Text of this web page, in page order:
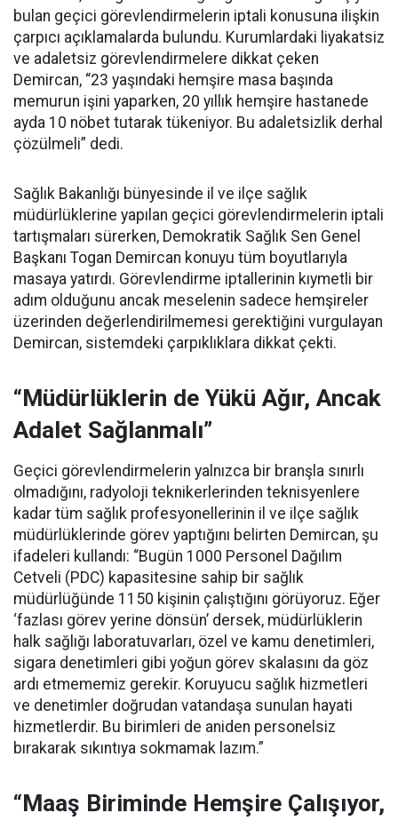
bulan geçici görevlendirmelerin iptali konusuna ilişkin
çarpıcı açıklamalarda bulundu. Kurumlardaki liyakatsiz
ve adaletsiz görevlendirmelere dikkat çeken
Demircan, “23 yaşındaki hemşire masa başında
memurun işini yaparken, 20 yıllık hemşire hastanede
ayda 10 nöbet tutarak tükeniyor. Bu adaletsizlik derhal
çözülmeli” dedi.
Sağlık Bakanlığı bünyesinde il ve ilçe sağlık
müdürlüklerine yapılan geçici görevlendirmelerin iptali
tartışmaları sürerken, Demokratik Sağlık Sen Genel
Başkanı Togan Demircan konuyu tüm boyutlarıyla
masaya yatırdı. Görevlendirme iptallerinin kıymetli bir
adım olduğunu ancak meselenin sadece hemşireler
üzerinden değerlendirilmemesi gerektiğini vurgulayan
Demircan, sistemdeki çarpıklıklara dikkat çekti.
“Müdürlüklerin de Yükü Ağır, Ancak
Adalet Sağlanmalı”
Geçici görevlendirmelerin yalnızca bir branşla sınırlı
olmadığını, radyoloji teknikerlerinden teknisyenlere
kadar tüm sağlık profesyonellerinin il ve ilçe sağlık
müdürlüklerinde görev yaptığını belirten Demircan, şu
ifadeleri kullandı: “Bugün 1000 Personel Dağılım
Cetveli (PDC) kapasitesine sahip bir sağlık
müdürlüğünde 1150 kişinin çalıştığını görüyoruz. Eğer
‘fazlası görev yerine dönsün’ dersek, müdürlüklerin
halk sağlığı laboratuvarları, özel ve kamu denetimleri,
sigara denetimleri gibi yoğun görev skalasını da göz
ardı etmememiz gerekir. Koruyucu sağlık hizmetleri
ve denetimler doğrudan vatandaşa sunulan hayati
hizmetlerdir. Bu birimleri de aniden personelsiz
bırakarak sıkıntıya sokmamak lazım.”
“Maaş Biriminde Hemşire Çalışıyor,